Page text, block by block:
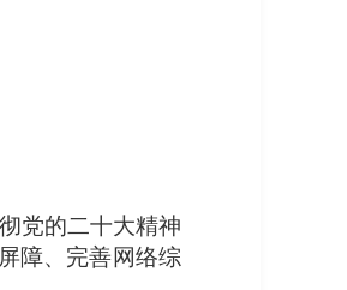
党的二十大精神
障、完善网络综